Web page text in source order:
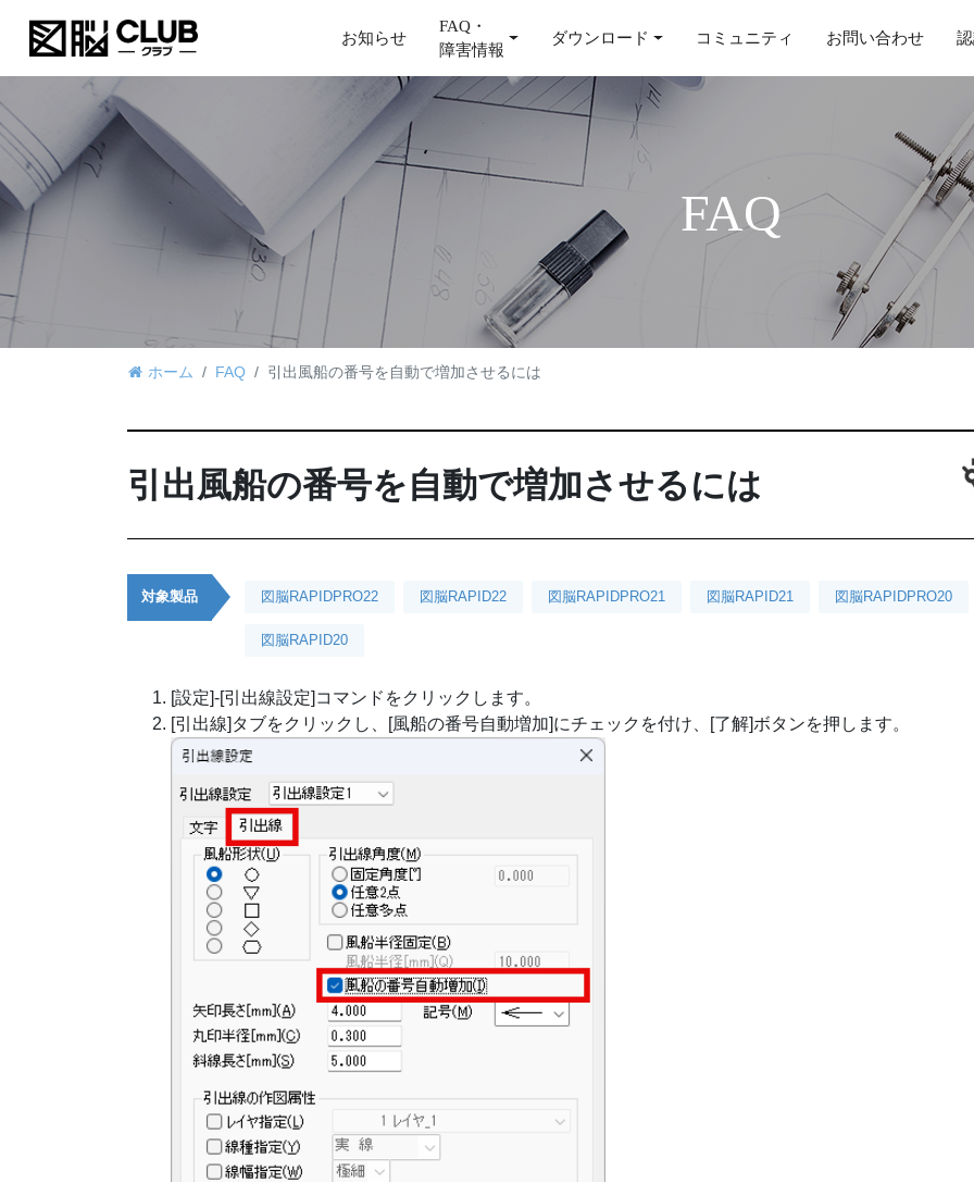
お知らせ
FAQ・
障害情報
ダウンロード コミュニティ お問い合わせ
FAQ
ホーム FAQ 引出風船の番号を自動で増加させるには
引出風船の番号を自動で増加させるには
対象製品 図脳RAPIDPRO22 図脳RAPID22 図脳RAPIDPRO21 図脳RAPID21 図脳RAPIDPRO20
図脳RAPID20
[設定]-[引出線設定]コマンドをクリックします。
[引出線]タブをクリックし、[風船の番号自動増加]にチェックを付け、[了解]ボタンを押します。